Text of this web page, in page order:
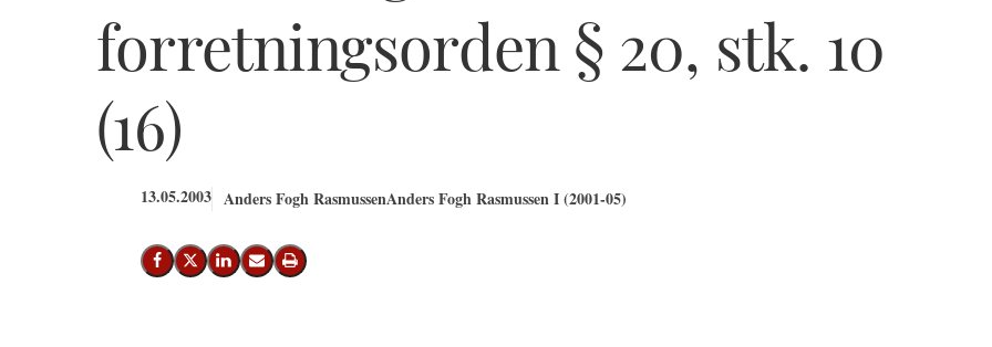
forretningsorden § 20, stk. 10
(16)
13.05.2003 Anders Fogh RasmussenAnders Fogh Rasmussen I (2001-05)
Del på Facebook
Del på X (Twitter)
Del på LinkedIn
Send email
Print